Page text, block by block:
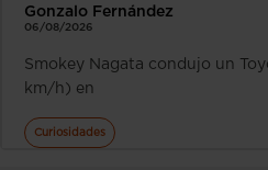
Gonzalo Fernández
06/08/2026
Smokey Nagata condujo un
km/h) en
Curiosidades